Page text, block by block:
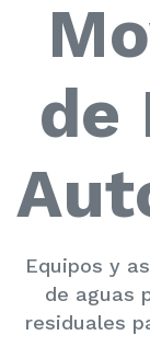
de
Equipos y
de aguas
residuales